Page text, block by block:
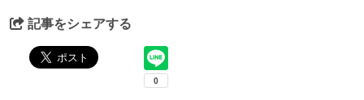
記事をシェアする